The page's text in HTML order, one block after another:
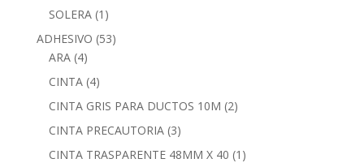
SOLERA (1)
ADHESIVO (53)
ARA (4)
CINTA (4)
CINTA GRIS PARA DUCTOS 10M (2)
CINTA PRECAUTORIA (3)
CINTA TRASPARENTE 48MM X 40 (1)